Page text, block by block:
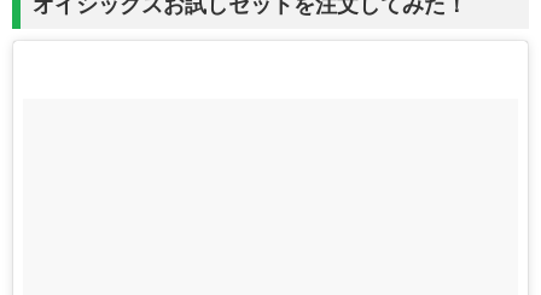
オイシックスお試しセットを注文してみた！